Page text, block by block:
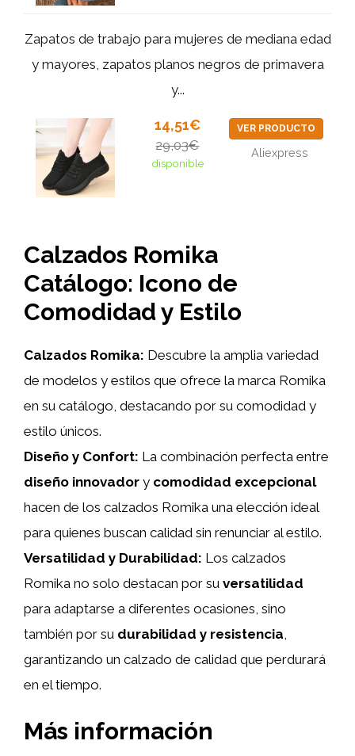
Zapatos de trabajo para mujeres de mediana edad
y mayores, zapatos planos negros de primavera
y...
14,51€
29,03€
disponible
VER PRODUCTO
Aliexpress
Calzados Romika
Catálogo: Icono de
Comodidad y Estilo
Calzados Romika: Descubre la amplia variedad
de modelos y estilos que ofrece la marca Romika
en su catálogo, destacando por su comodidad y
estilo únicos.
Diseño y Confort: La combinación perfecta entre
diseño innovador y comodidad excepcional
hacen de los calzados Romika una elección ideal
para quienes buscan calidad sin renunciar al estilo.
Versatilidad y Durabilidad: Los calzados
Romika no solo destacan por su versatilidad
para adaptarse a diferentes ocasiones, sino
también por su durabilidad y resistencia
garantizando un calzado de calidad que perdurará
en el tiempo.
Más información